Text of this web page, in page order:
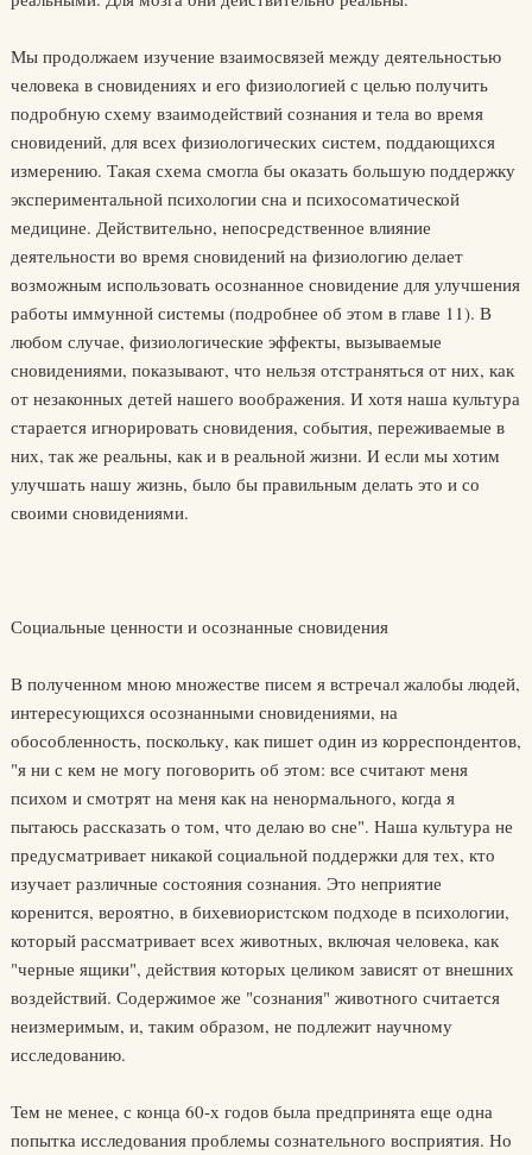
Мы продолжаем изучение взаимосвязей между деятельностью
человека в сновидениях и его физиологией с целью получить
подробную схему взаимодействий сознания и тела во время
сновидений, для всех физиологических систем, поддающихся
измерению. Такая схема смогла бы оказать большую поддержку
экспериментальной психологии сна и психосоматической
медицине. Действительно, непосредственное влияние
деятельности во время сновидений на физиологию делает
возможным использовать осознанное сновидение для улучшения
работы иммунной системы (подробнее об этом в главе 11). В
любом случае, физиологические эффекты, вызываемые
сновидениями, показывают, что нельзя отстраняться от них, как
от незаконных детей нашего воображения. И хотя наша культура
старается игнорировать сновидения, события, переживаемые в
них, так же реальны, как и в реальной жизни. И если мы хотим
улучшать нашу жизнь, было бы правильным делать это и со
своими сновидениями.
Социальные ценности и осознанные сновидения
В полученном мною множестве писем я встречал жалобы людей,
интересующихся осознанными сновидениями, на
обособленность, поскольку, как пишет один из корреспондентов,
"я ни с кем не могу поговорить об этом: все считают меня
психом и смотрят на меня как на ненормального, когда я
пытаюсь рассказать о том, что делаю во сне". Наша культура не
предусматривает никакой социальной поддержки для тех, кто
изучает различные состояния сознания. Это неприятие
коренится, вероятно, в бихевиористском подходе в психологии,
который рассматривает всех животных, включая человека, как
"черные ящики", действия которых целиком зависят от внешних
воздействий. Содержимое же "сознания" животного считается
неизмеримым, и, таким образом, не подлежит научному
исследованию.
Тем не менее, с конца 60-х годов была предпринята еще одна
попытка исследования проблемы сознательного восприятия. Но